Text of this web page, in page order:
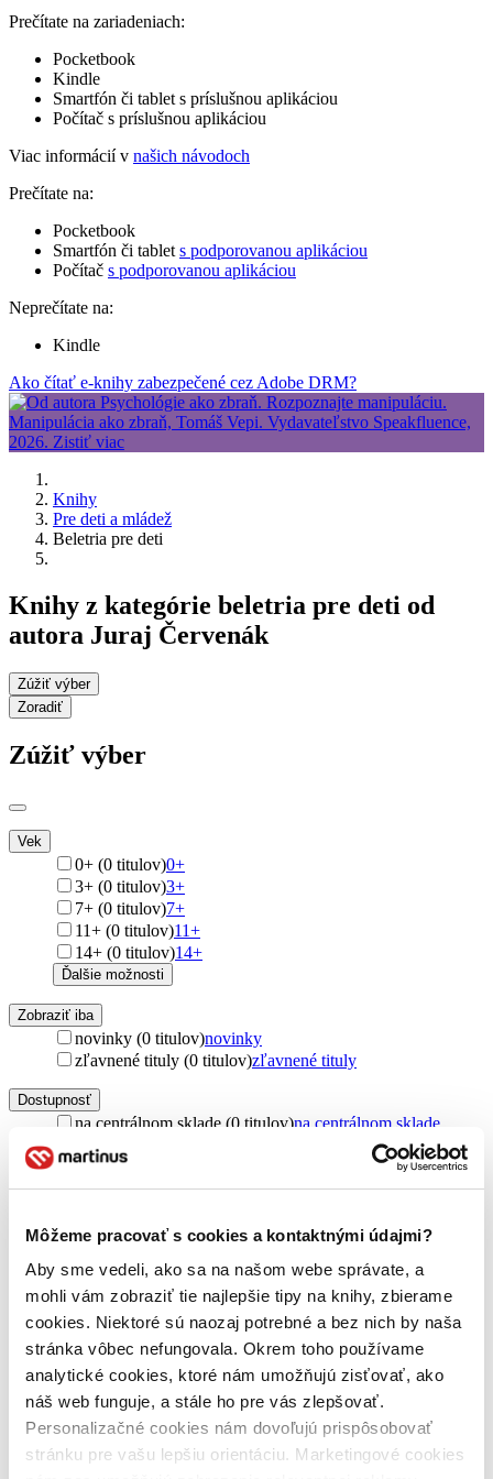
Môžeme pracovať s cookies a kontaktnými údajmi?
Aby sme vedeli, ako sa na našom webe správate, a
mohli vám zobraziť tie najlepšie tipy na knihy, zbierame
cookies. Niektoré sú naozaj potrebné a bez nich by naša
stránka vôbec nefungovala. Okrem toho používame
analytické cookies, ktoré nám umožňujú zisťovať, ako
náš web funguje, a stále ho pre vás zlepšovať.
Personalizačné cookies nám dovoľujú prispôsobovať
stránku pre vašu lepšiu orientáciu. Marketingové cookies
Prečítate na zariadeniach:
Pocketbook
Kindle
Smartfón či tablet s príslušnou aplikáciou
Počítač s príslušnou aplikáciou
Viac informácií v našich návodoch
Prečítate na:
Pocketbook
Smartfón či tablet s podporovanou aplikáciou
Počítač s podporovanou aplikáciou
Neprečítate na:
Kindle
Ako čítať e-knihy zabezpečené cez Adobe DRM?
Knihy
Pre deti a mládež
Beletria pre deti
Knihy z kategórie beletria pre deti od
autora Juraj Červenák
Zúžiť výber
Zoradiť
Zúžiť výber
Vek
0+ (0 titulov)0+
3+ (0 titulov)3+
7+ (0 titulov)7+
11+ (0 titulov)11+
14+ (0 titulov)14+
Ďalšie možnosti
Zobraziť iba
novinky (0 titulov)novinky
zľavnené tituly (0 titulov)zľavnené tituly
Dostupnosť
na centrálnom sklade (0 titulov)na centrálnom sklade
predpredaj (0 titulov)
pripravujeme (0 titulov)
dostupná (bez vypredaných) (0 titulov)dostupná (bez
Nové / čítané
nová (0 titulov) nová
čítaná (0 titulov)čítaná
čítaná - výborný stav (0 titulov)čítaná - výborný stav
čítaná - mierne opotrebovaná (0 titulov)
čítaná - mierne
opotrebovaná
čítané verzie vypredaných kníh (0 titulov)čítané verzie
vypredaných kníh
Rok vydania
2026 (0 titulov)2026